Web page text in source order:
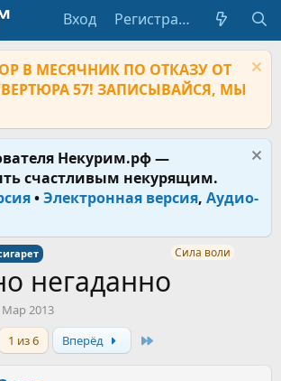
Вход Регистрация
В МЕСЯЧНИК ПО ОТКАЗУ ОТ
57! ЗАПИСЫВАЙСЯ, МЫ
Некурим.рф —
счастливым некурящим.
•Электронная версия, Аудио-
Сила воли
негаданно
Мар 2013
1 из 6
Вперёд